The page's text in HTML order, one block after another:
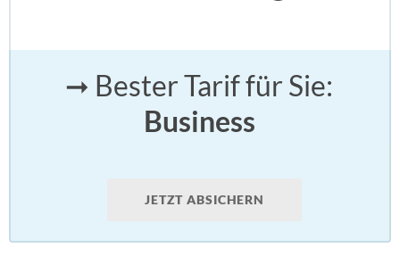
➞ Bester Tarif für Sie:
Business
JETZT ABSICHERN